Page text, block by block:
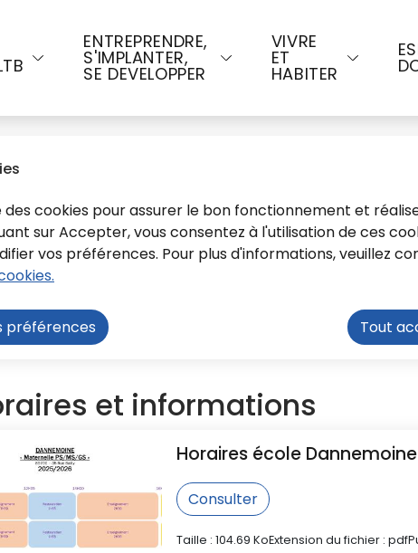
des cookies pour assurer le bon fonctionnement et
sur Accepter, vous consentez à l'utilisation de ces
vos préférences. Pour plus d'informations, veuillez
préférences Tout
Aller au contenu principal Consulter le plan du site
ENTREPRENDRE,
S'IMPLANTER,
SE DEVELOPPER
VIVRE
ET
HABITER
Scolarité Les 14 écoles du Tonnerrois
et informations
Horaires école Dannemoine
Consulter
Taille : 104.69 KoExtension du fichier : pdf